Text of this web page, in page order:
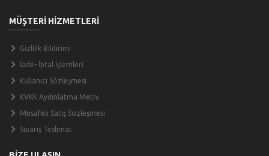
MÜŞTERİ HİZMETLERİ
Gizlilik Bildirimi
İade- İptal İşlemleri
Kullanıcı Sözleşmesi
KVKK Aydınlatma Metni
Mesafeli Satış Sözleşmesi
Sipariş Teslimat